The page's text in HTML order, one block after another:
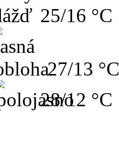
25/16 °C
27/13 °C
28/12 °C